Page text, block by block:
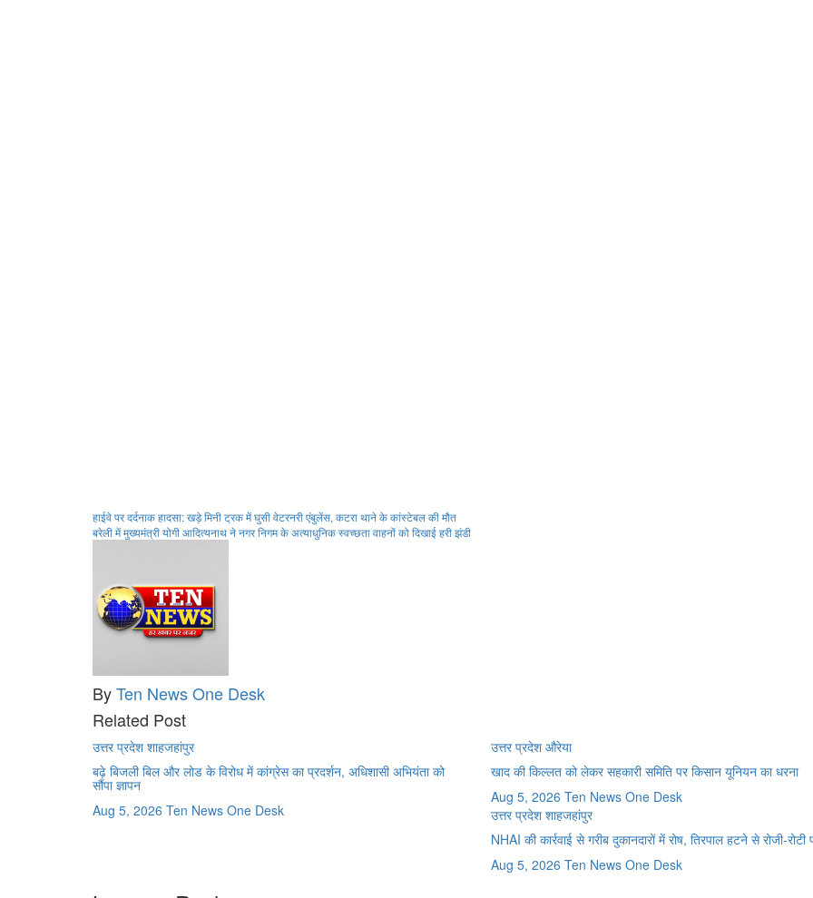
Post
navigation
हाईवे पर दर्दनाक हादसा: खड़े मिनी ट्रक में घुसी वेटरनरी एंबुलेंस, कटरा थाने के कांस्टेबल की मौत
बरेली में मुख्यमंत्री योगी आदित्यनाथ ने नगर निगम के अत्याधुनिक स्वच्छता वाहनों को दिखाई हरी झंडी
ByTen News One Desk
Related Post
उत्तर प्रदेश शाहजहांपुर
बढ़े बिजली बिल और लोड के विरोध में कांग्रेस का प्रदर्शन, अधिशासी अभियंता को
सौंपा ज्ञापन
Aug 5, 2026 Ten News One Desk
उत्तर प्रदेश औरेया
खाद की किल्लत को लेकर सहकारी समिति पर किसान यूनियन का धरना
Aug 5, 2026 Ten News One Desk
उत्तर प्रदेश शाहजहांपुर
NHAI की कार्रवाई से गरीब दुकानदारों में रोष, तिरपाल हटने से रोजी-
Aug 5, 2026 Ten News One Desk